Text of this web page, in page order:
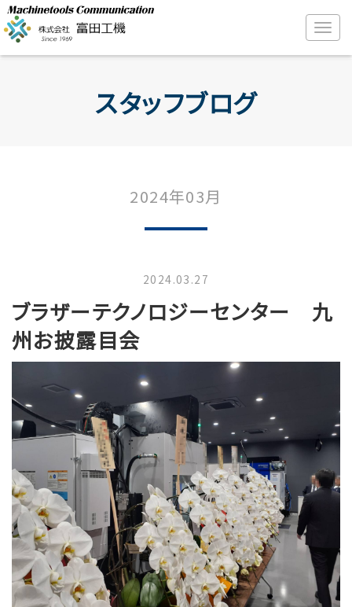
スタッフブログ
2024年03月
2024.03.27
ブラザーテクノロジーセンター 九
州お披露目会